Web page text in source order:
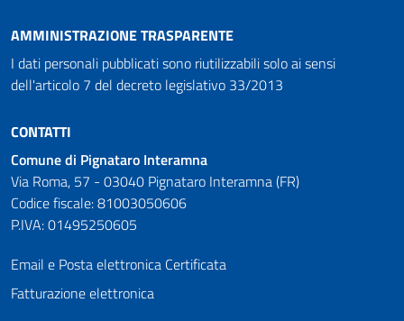
AMMINISTRAZIONE TRASPARENTE
I dati personali pubblicati sono riutilizzabili solo ai sensi
dell'articolo 7 del decreto legislativo 33/2013
CONTATTI
Comune di Pignataro Interamna
Via Roma, 57 - 03040 Pignataro Interamna (FR)
Codice fiscale: 81003050606
P.IVA: 01495250605
Email e Posta elettronica Certificata
Fatturazione elettronica